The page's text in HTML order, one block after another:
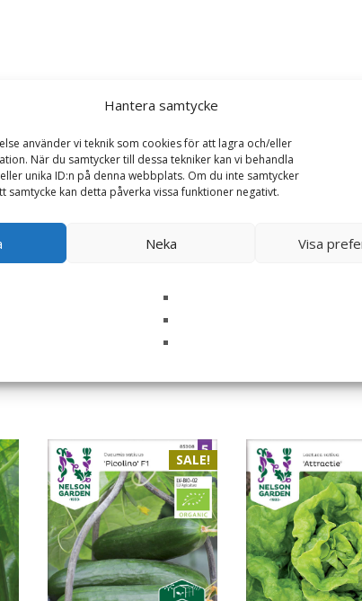
Hantera samtycke
använder vi teknik som cookies för att lagra och/eller
När du samtycker till dessa tekniker kan vi behandla
unika ID:n på denna webbplats. Om du inte samtycker
samtycke kan detta påverka vissa funktioner negativt.
Neka Visa
till nästa gång jag skriver en kommentar.
SALE!